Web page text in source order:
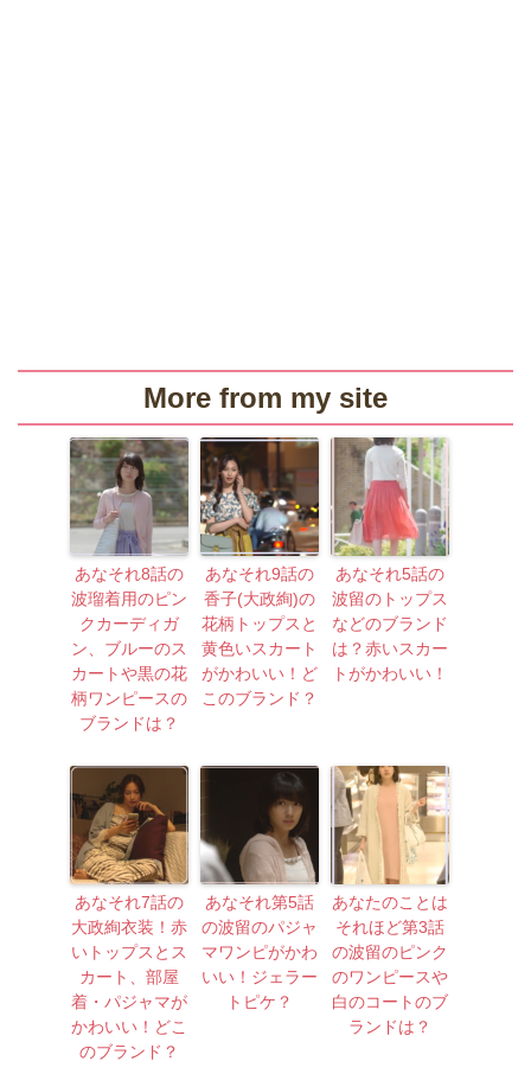
More from my site
あなそれ8話の
波瑠着用のピン
クカーディガ
ン、ブルーのス
カートや黒の花
柄ワンピースの
ブランドは？
あなそれ9話の
香子(大政絢)の
花柄トップスと
黄色いスカート
がかわいい！ど
このブランド？
あなそれ5話の
波留のトップス
などのブランド
は？赤いスカー
トがかわいい！
あなそれ7話の
大政絢衣装！赤
いトップスとス
カート、部屋
着・パジャマが
かわいい！どこ
のブランド？
あなそれ第5話
の波留のパジャ
マワンピがかわ
いい！ジェラー
トピケ？
あなたのことは
それほど第3話
の波留のピンク
のワンピースや
白のコートのブ
ランドは？